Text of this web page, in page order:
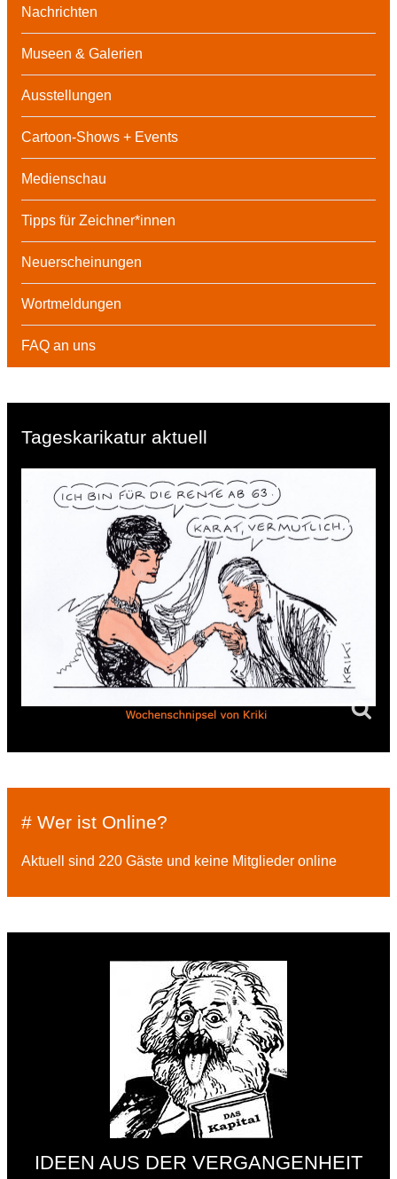
Nachrichten
Museen & Galerien
Ausstellungen
Cartoon-Shows + Events
Medienschau
Tipps für Zeichner*innen
Neuerscheinungen
Wortmeldungen
FAQ an uns
Tageskarikatur aktuell
# Wer ist Online?
Aktuell sind 220 Gäste und keine Mitglieder online
IDEEN AUS DER VERGANGENHEIT